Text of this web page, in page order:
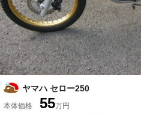
ヤマハ セロー250
本体価格 55万円